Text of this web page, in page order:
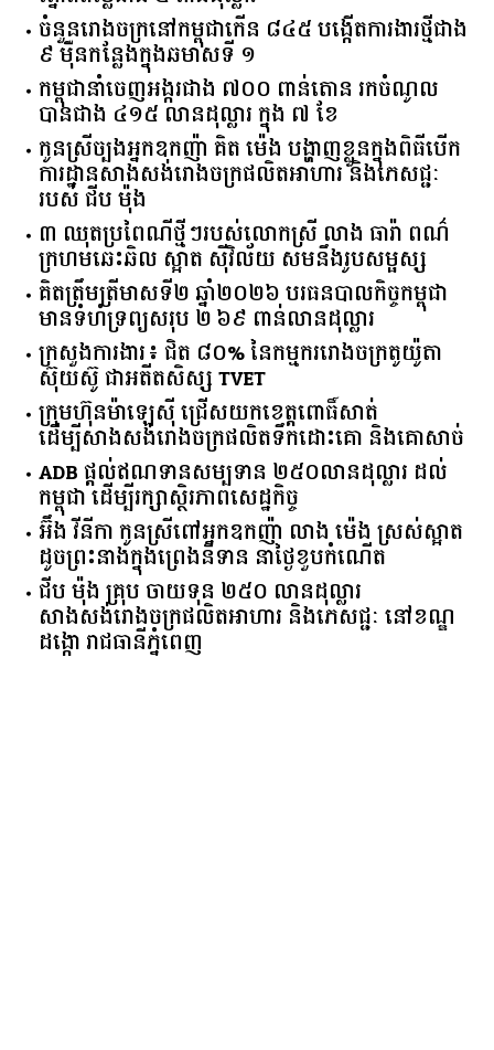
ចំនួន​រោងចក្រ​នៅ​កម្ពុជា​កើន​ ​៨៤៥​ ​បង្កើត​ការងារ​ថ្មី​ជាង​
​៩​ ​ម៉ឺន​កន្លែង​ក្នុង​ឆមាស​ទី ​១​
កម្ពុជានាំចេញអង្ករជាង ៧០០ ពាន់តោន រកចំណូល
បានជាង ៤១៥ លានដុល្លារ ក្នុង ៧ ខែ
កូនស្រីច្បងអ្នកឧកញ៉ា គិត ម៉េង បង្ហាញខ្លួនក្នុងពិធីបើក
ការដ្ឋានសាងសង់រោងចក្រផលិតអាហារ និងភេសជ្ជៈ
របស់ ជីប ម៉ុង
៣ ឈុតប្រពៃណីថ្មីៗរបស់លោកស្រី លាង ធារ៉ា ពណ៌
ក្រហមឆេះឆិល ស្អាត ​ស៊ីវិល័យ សមនឹងរូបសម្ផស្ស
គិត​ត្រឹមត្រីមាស​ទី​២​ ​ឆ្នាំ​២០២៦​ បរធន​បាលកិច្ច​កម្ពុជា​ ​
មាន​ទំហំ​ទ្រព្យ​សរុប​ ​២.៦៩​ ​ពាន់លាន​ដុល្លារ​
ក្រសួង​ការងារ​៖ ​ជិត​ ​៨០​% ​នៃ​កម្មករ​រោងចក្រ​តូយ៉ូតា ​
ស៊ុយ​ស៊ូ ​ជា​អតីត​សិស្ស​ ​TVET​
ក្រុមហ៊ុន​ម៉ាឡេស៊ី ជ្រើសយកខេត្ដពោធិ៍សាត់
ដើម្បីសាងសង់រោងចក្រផលិតទឹកដោះគោ និងគោសាច់
ADB ផ្តល់ឥណទានសម្បទាន ២៥០លានដុល្លារ ដល់
កម្ពុជា ដើម្បីរក្សាស្ថិរភាពសេដ្ឋកិច្ច
អ៊ឹង វីនីកា កូនស្រីពៅអ្នកឧកញ៉ា លាង ម៉េង ស្រស់ស្អាត
ដូចព្រះនាងក្នុងព្រេងនិទាន នាថ្ងៃខួបកំណើត
ជីប ម៉ុង គ្រុប ចាយទុន ២៥០ លានដុល្លារ
សាងសង់រោងចក្រផលិតអាហារ និងភេសជ្ជៈ នៅខណ្ឌ
ដង្កោ រាជធានីភ្នំពេញ